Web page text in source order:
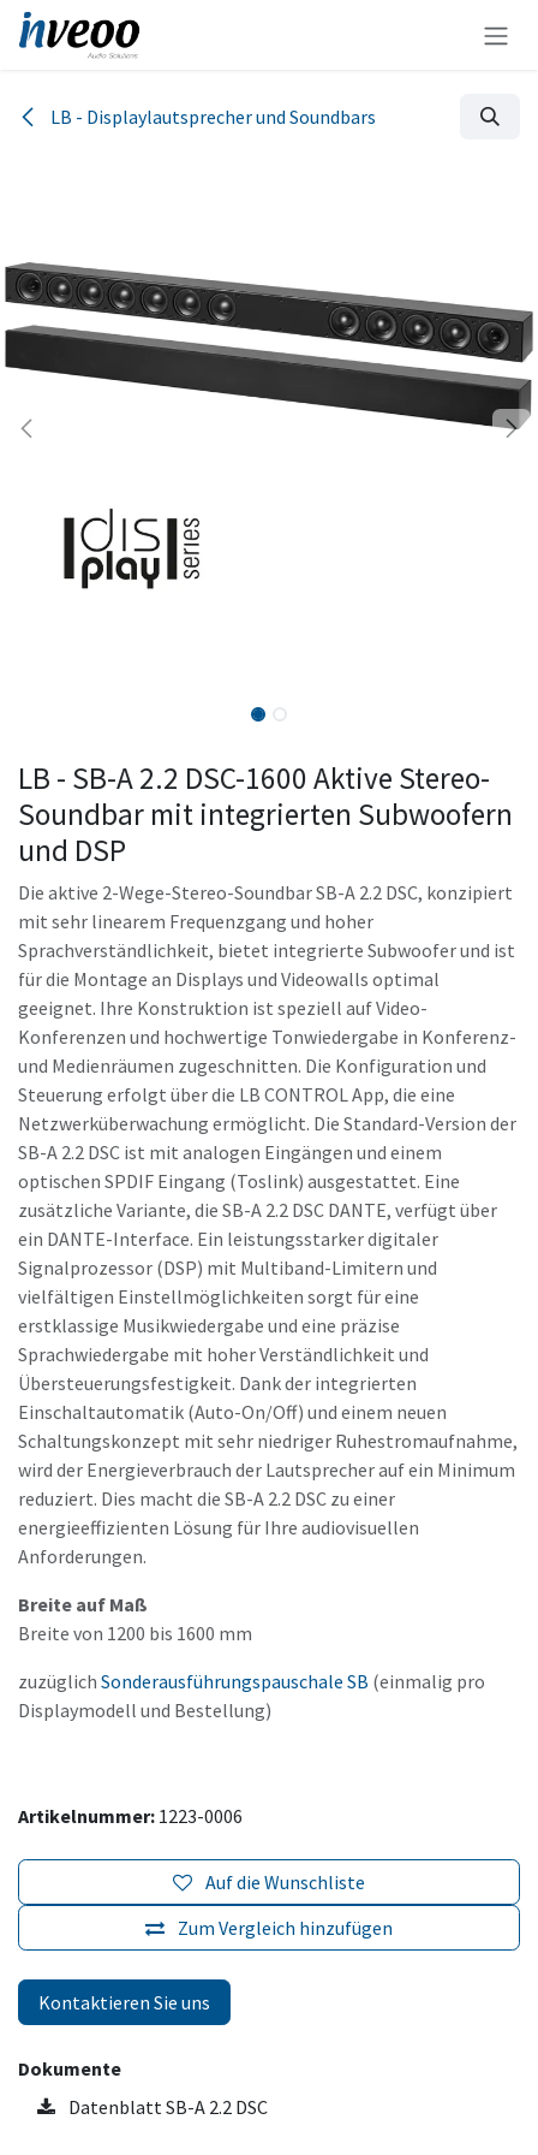
Zum Inhalt springen
LB - Displaylautsprecher und Soundbars
LB - SB-A 2.2 DSC-1600 Aktive Stereo-
Soundbar mit integrierten Subwoofern
und DSP
Die aktive 2-Wege-Stereo-Soundbar SB-A 2.2 DSC, konzipiert
mit sehr linearem Frequenzgang und hoher
Sprachverständlichkeit, bietet integrierte Subwoofer und ist
für die Montage an Displays und Videowalls optimal
geeignet. Ihre Konstruktion ist speziell auf Video-
Konferenzen und hochwertige Tonwiedergabe in Konferenz-
und Medienräumen zugeschnitten. Die Konfiguration und
Steuerung erfolgt über die LB CONTROL App, die eine
Netzwerküberwachung ermöglicht. Die Standard-Version der
SB-A 2.2 DSC ist mit analogen Eingängen und einem
optischen SPDIF Eingang (Toslink) ausgestattet. Eine
zusätzliche Variante, die SB-A 2.2 DSC DANTE, verfügt über
ein DANTE-Interface. Ein leistungsstarker digitaler
Signalprozessor (DSP) mit Multiband-Limitern und
vielfältigen Einstellmöglichkeiten sorgt für eine
erstklassige Musikwiedergabe und eine präzise
Sprachwiedergabe mit hoher Verständlichkeit und
Übersteuerungsfestigkeit. Dank der integrierten
Einschaltautomatik (Auto-On/Off) und einem neuen
Schaltungskonzept mit sehr niedriger Ruhestromaufnahme,
wird der Energieverbrauch der Lautsprecher auf ein Minimum
reduziert. Dies macht die SB-A 2.2 DSC zu einer
energieeffizienten Lösung für Ihre audiovisuellen
Anforderungen.
Breite auf Maß
Breite von 1200 bis 1600 mm
zuzüglich Sonderausführungspauschale SB (einmalig pro
Displaymodell und Bestellung)
Artikelnummer: 1223-0006
Zum Vergleich hinzufügen
Auf die Wunschliste
Kontaktieren Sie uns
Dokumente
Datenblatt SB-A 2.2 DSC